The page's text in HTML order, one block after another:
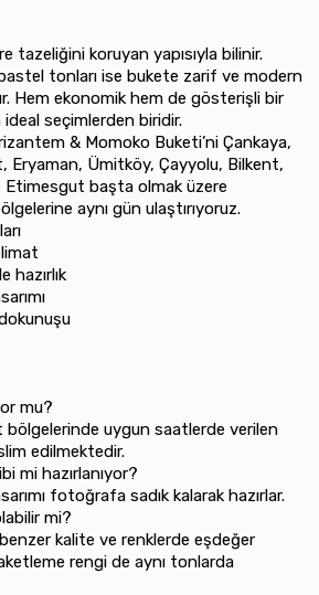
tazeliğini koruyan yapısıyla bilinir.
tonları ise bukete zarif ve modern
Hem ekonomik hem de gösterişli bir
seçimlerden biridir.
& Momoko Buketi’ni Çankaya,
Eryaman, Ümitköy, Çayyolu, Bilkent,
Etimesgut başta olmak üzere
aynı gün ulaştırıyoruz.
hazırlık
mu?
uygun saatlerde verilen
edilmektedir.
mi hazırlanıyor?
fotoğrafa sadık kalarak hazırlar.
mi?
kalite ve renklerde eşdeğer
rengi de aynı tonlarda